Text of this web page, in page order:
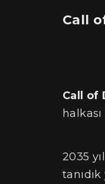
Call
Call of
2035